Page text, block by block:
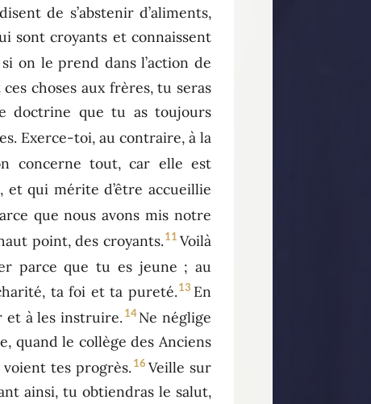
de s’abstenir d’aliments,
sont croyants et connaissent
on le prend dans l’action de
ces choses aux frères, tu seras
doctrine que tu as toujours
Exerce-toi, au contraire, à la
concerne tout, car elle est
et qui mérite d’être accueillie
que nous avons mis notre
point, des croyants.11 Voilà
parce que tu es jeune ; au
ta foi et ta pureté.13 En
et à les instruire. 14 Ne néglige
quand le collège des Anciens
tes progrès. 16 Veille sur
ainsi, tu obtiendras le salut,